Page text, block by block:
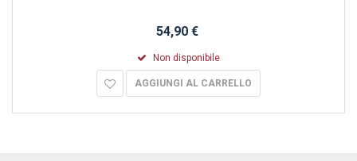
54,90 €
Non disponibile
AGGIUNGI AL CARRELLO